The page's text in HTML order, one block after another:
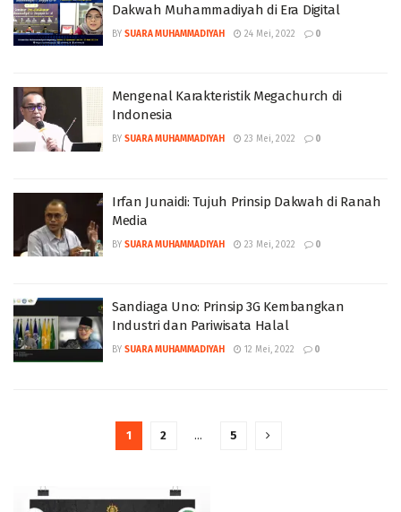
Dakwah Muhammadiyah di Era Digital
BY SUARA MUHAMMADIYAH 24 Mei, 2022 0
Mengenal Karakteristik Megachurch di
Indonesia
BY SUARA MUHAMMADIYAH 23 Mei, 2022 0
Irfan Junaidi: Tujuh Prinsip Dakwah di Ranah
Media
BY SUARA MUHAMMADIYAH 23 Mei, 2022 0
Sandiaga Uno: Prinsip 3G Kembangkan
Industri dan Pariwisata Halal
BY SUARA MUHAMMADIYAH 12 Mei, 2022 0
1 2 … 5